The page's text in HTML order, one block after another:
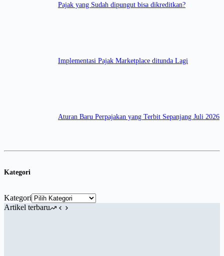
Pajak yang Sudah dipungut bisa dikreditkan?
Implementasi Pajak Marketplace ditunda Lagi
Aturan Baru Perpajakan yang Terbit Sepanjang Juli 2026
Kategori
Kategori
Artikel terbaru